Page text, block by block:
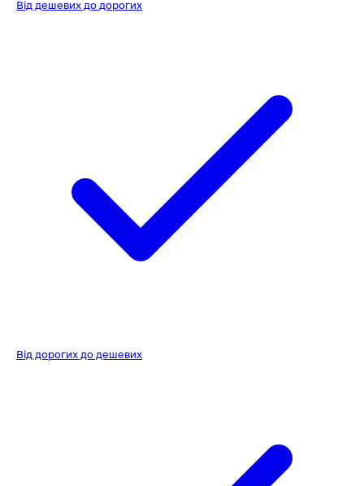
Від дешевих до дорогих
Від дорогих до дешевих